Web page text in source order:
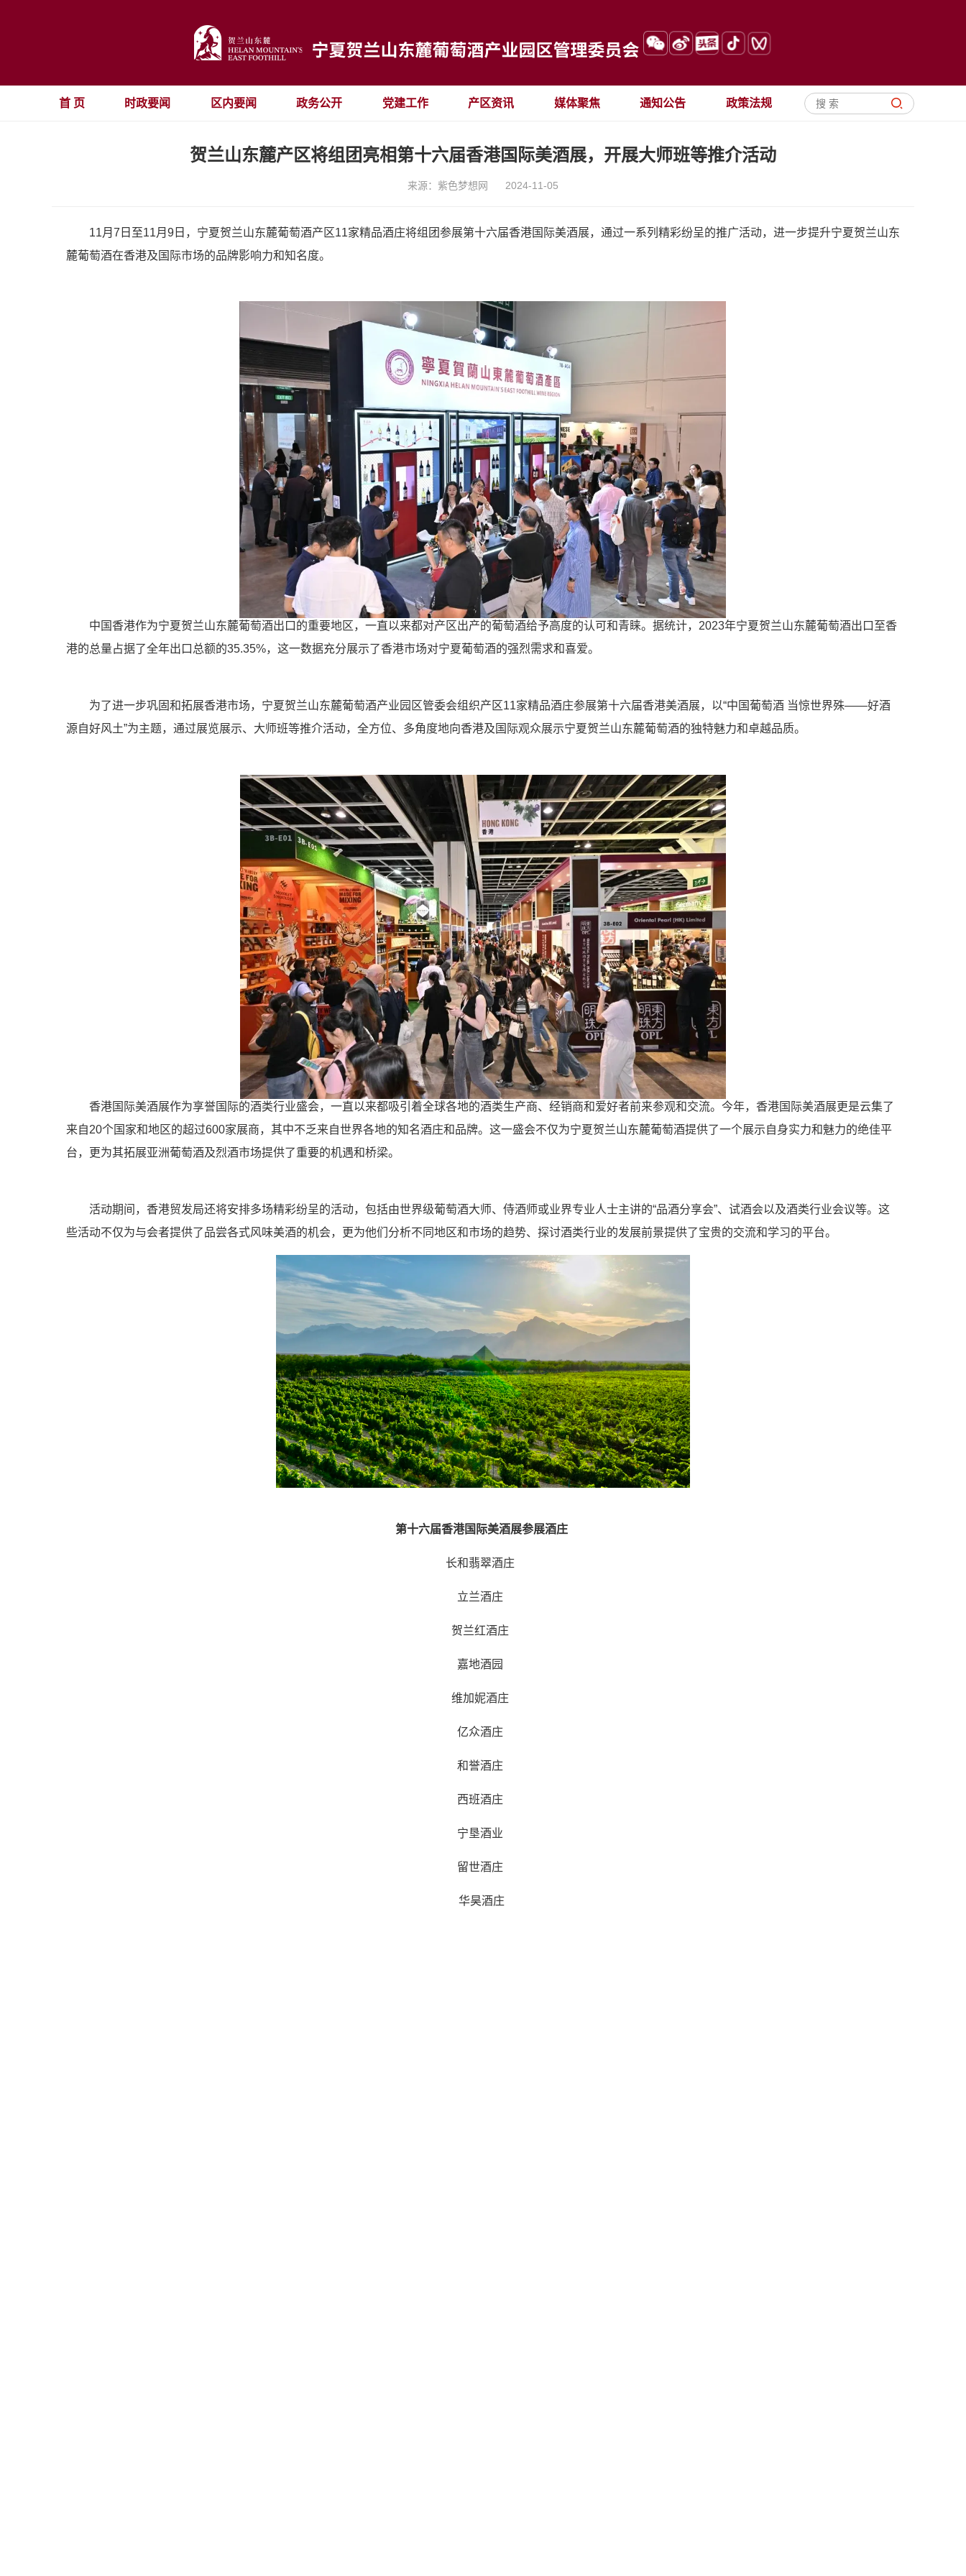
首 页 时政要闻 区内要闻 政务公开 党建工作 产区资讯 媒体聚焦 通知公告 政策法规
贺兰山东麓产区将组团亮相第十六届香港国际美酒展，开展大师班等推介活动
来源：紫色梦想网 2024-11-05
11月7日至11月9日，宁夏贺兰山东麓葡萄酒产区11家精品酒庄将组团参展第十六届香港国际美酒展，通过一系列精彩纷呈的推广活动，进一步提升宁夏贺兰山东
麓葡萄酒在香港及国际市场的品牌影响力和知名度。
中国香港作为宁夏贺兰山东麓葡萄酒出口的重要地区，一直以来都对产区出产的葡萄酒给予高度的认可和青睐。据统计，2023年宁夏贺兰山东麓葡萄酒出口至香
港的总量占据了全年出口总额的35.35%，这一数据充分展示了香港市场对宁夏葡萄酒的强烈需求和喜爱。
为了进一步巩固和拓展香港市场，宁夏贺兰山东麓葡萄酒产业园区管委会组织产区11家精品酒庄参展第十六届香港美酒展，以“中国葡萄酒 当惊世界殊——好酒
源自好风土”为主题，通过展览展示、大师班等推介活动，全方位、多角度地向香港及国际观众展示宁夏贺兰山东麓葡萄酒的独特魅力和卓越品质。
香港国际美酒展作为享誉国际的酒类行业盛会，一直以来都吸引着全球各地的酒类生产商、经销商和爱好者前来参观和交流。今年，香港国际美酒展更是云集了
来自20个国家和地区的超过600家展商，其中不乏来自世界各地的知名酒庄和品牌。这一盛会不仅为宁夏贺兰山东麓葡萄酒提供了一个展示自身实力和魅力的绝佳平
台，更为其拓展亚洲葡萄酒及烈酒市场提供了重要的机遇和桥梁。
活动期间，香港贸发局还将安排多场精彩纷呈的活动，包括由世界级葡萄酒大师、侍酒师或业界专业人士主讲的“品酒分享会”、试酒会以及酒类行业会议等。这
些活动不仅为与会者提供了品尝各式风味美酒的机会，更为他们分析不同地区和市场的趋势、探讨酒类行业的发展前景提供了宝贵的交流和学习的平台。
第十六届香港国际美酒展参展酒庄
长和翡翠酒庄
立兰酒庄
贺兰红酒庄
嘉地酒园
维加妮酒庄
亿众酒庄
和誉酒庄
西班酒庄
宁垦酒业
留世酒庄
华昊酒庄